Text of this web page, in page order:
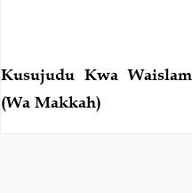
Kusujudu Kwa
(Wa Makkah)